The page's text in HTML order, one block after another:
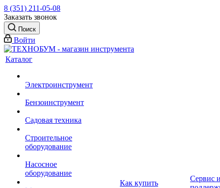
8 (351) 211-05-08
Заказать звонок
Поиск
Войти
Каталог
Электроинструмент
Бензоинструмент
Садовая техника
Строительное
оборудование
Насосное
оборудование
Как купить
Сервис